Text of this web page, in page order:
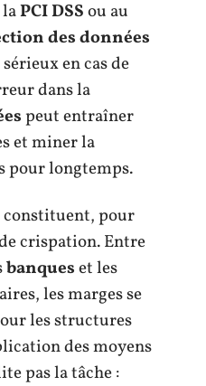
PCI DSSou au
des données
en cas de
dans la
peut entraîner
et miner la
pour longtemps.
constituent, pour
crispation. Entre
banqueset les
les marges se
les structures
des moyens
pas la tâche :